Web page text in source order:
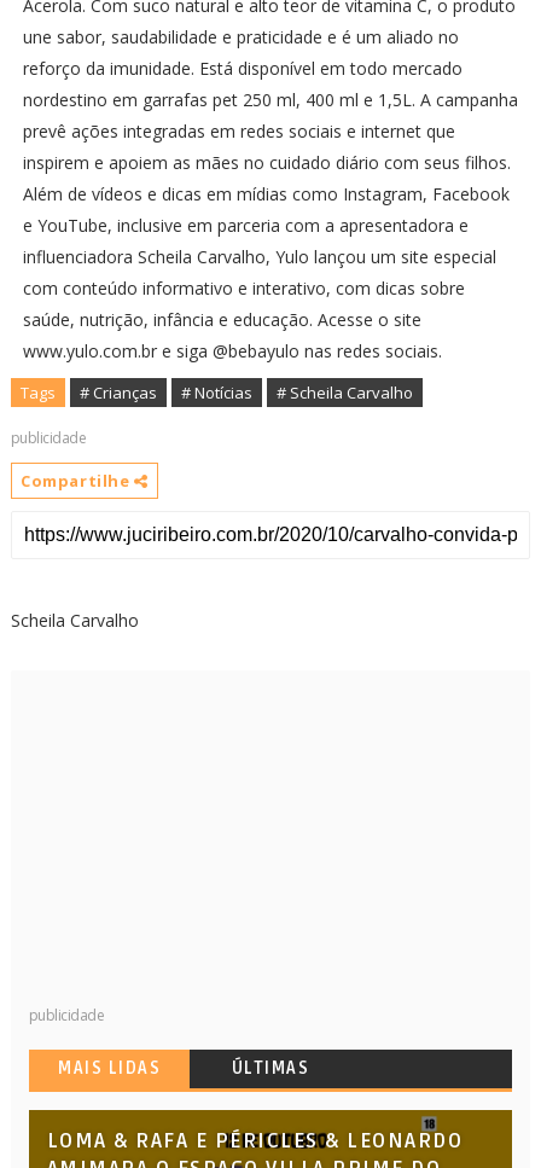
Acerola. Com suco natural e alto teor de vitamina C, o produto
une sabor, saudabilidade e praticidade e é um aliado no
reforço da imunidade. Está disponível em todo mercado
nordestino em garrafas pet 250 ml, 400 ml e 1,5L. A campanha
prevê ações integradas em redes sociais e internet que
inspirem e apoiem as mães no cuidado diário com seus filhos.
Além de vídeos e dicas em mídias como Instagram, Facebook
e YouTube, inclusive em parceria com a apresentadora e
influenciadora Scheila Carvalho, Yulo lançou um site especial
com conteúdo informativo e interativo, com dicas sobre
saúde, nutrição, infância e educação. Acesse o site
www.yulo.com.br e siga @bebayulo nas redes sociais.
Tags # Crianças # Notícias # Scheila Carvalho
publicidade
Compartilhe
Scheila Carvalho
publicidade
MAIS LIDAS ÚLTIMAS
LOMA & RAFA E PÉRICLES & LEONARDO